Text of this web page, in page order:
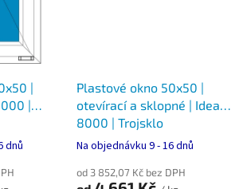
|
|
dnů
Plastové okno 50x50 |
otevírací a sklopné | Ideal
8000 | Trojsklo
Na objednávku 9 - 16 dnů
od 3 852,07 Kč bez DPH